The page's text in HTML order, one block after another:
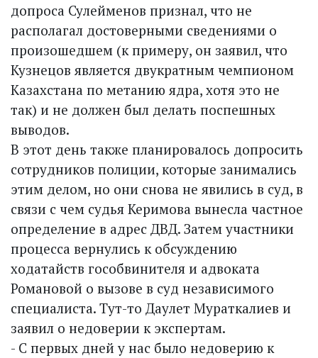
допроса Сулейменов признал, что не
располагал достоверными сведениями о
произошедшем (к примеру, он заявил, что
Кузнецов является двукратным чемпионом
Казахстана по метанию ядра, хотя это не
так) и не должен был делать поспешных
выводов.
В этот день также планировалось допросить
сотрудников полиции, которые занимались
этим делом, но они снова не явились в суд, в
связи с чем судья Керимова вынес­ла частное
определение в адрес ДВД. Затем участники
процесса вернулись к обсуждению
ходатайств гособвинителя и адвоката
Романовой о вызове в суд независимого
специалиста. Тут-то Даулет Мураткалиев и
заявил о недоверии к экспертам.
- С первых дней у нас было недоверию к